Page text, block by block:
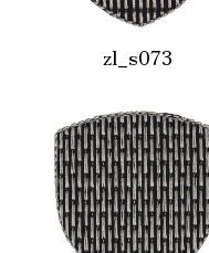
zl_s073